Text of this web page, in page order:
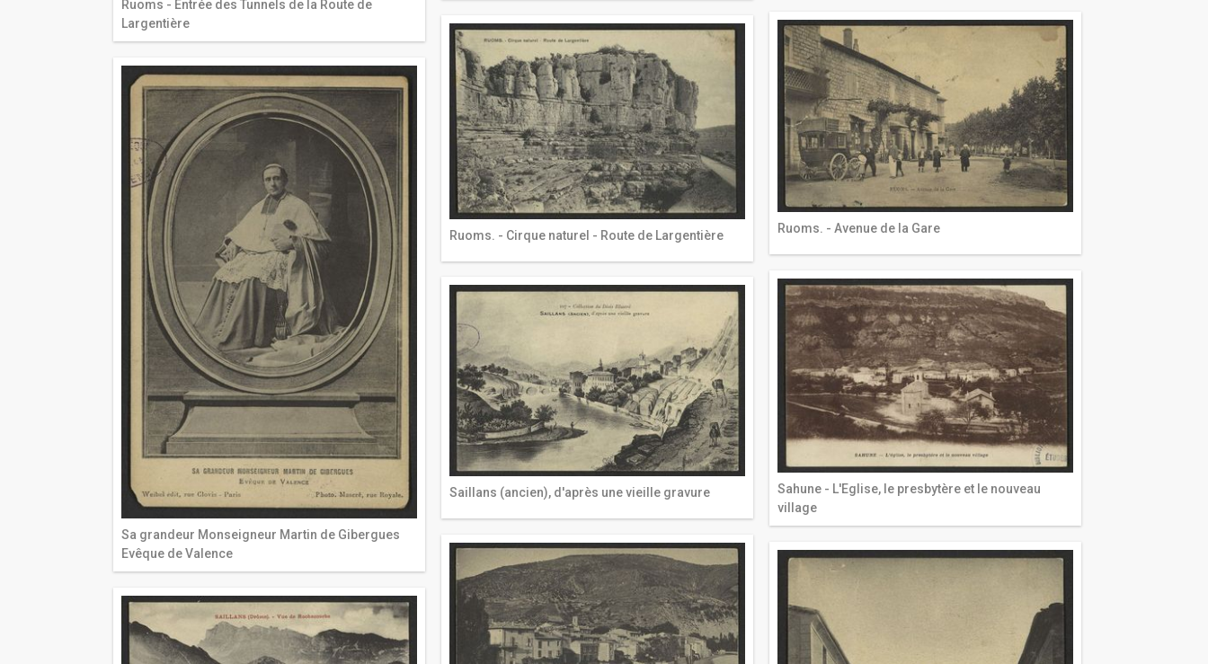
Ruoms - Entrée des Tunnels de la Route de
Largentière
Ruoms. - Avenue de la Gare
Ruoms. - Cirque naturel - Route de Largentière
Sa grandeur Monseigneur Martin de Gibergues
Evêque de Valence
Sahune - L'Eglise, le presbytère et le nouveau
village
Saillans (ancien), d'après une vieille gravure